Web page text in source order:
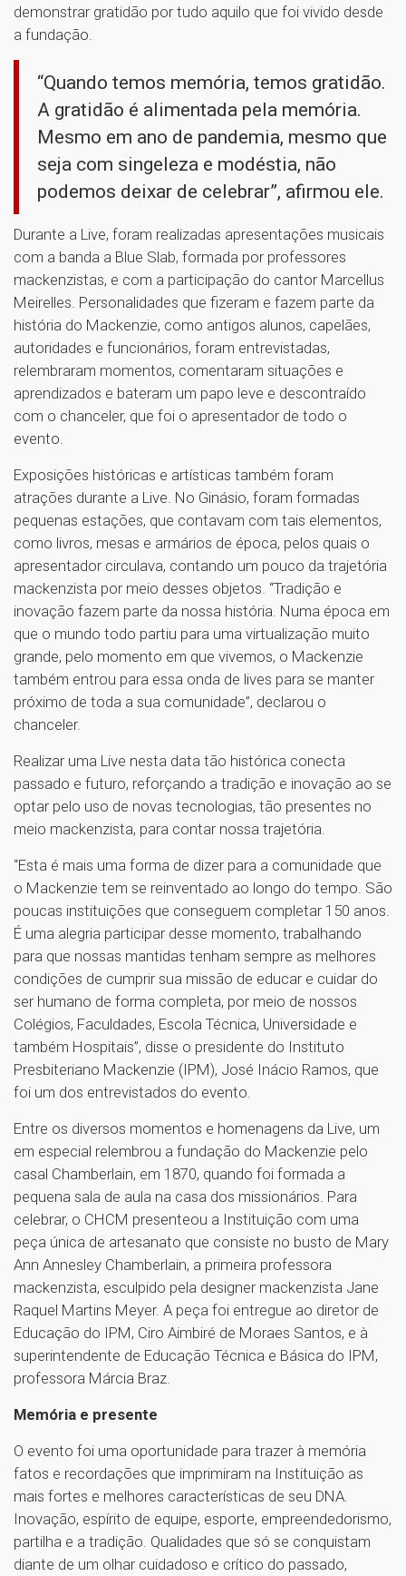
demonstrar gratidão por tudo aquilo que foi vivido desde
a fundação.
“Quando temos memória, temos gratidão.
A gratidão é alimentada pela memória.
Mesmo em ano de pandemia, mesmo que
seja com singeleza e modéstia, não
podemos deixar de celebrar”, afirmou ele.
Durante a Live, foram realizadas apresentações musicais
com a banda a Blue Slab, formada por professores
mackenzistas, e com a participação do cantor Marcellus
Meirelles. Personalidades que fizeram e fazem parte da
história do Mackenzie, como antigos alunos, capelães,
autoridades e funcionários, foram entrevistadas,
relembraram momentos, comentaram situações e
aprendizados e bateram um papo leve e descontraído
com o chanceler, que foi o apresentador de todo o
evento.
Exposições históricas e artísticas também foram
atrações durante a Live. No Ginásio, foram formadas
pequenas estações, que contavam com tais elementos,
como livros, mesas e armários de época, pelos quais o
apresentador circulava, contando um pouco da trajetória
mackenzista por meio desses objetos. “Tradição e
inovação fazem parte da nossa história. Numa época em
que o mundo todo partiu para uma virtualização muito
grande, pelo momento em que vivemos, o Mackenzie
também entrou para essa onda de lives para se manter
próximo de toda a sua comunidade”, declarou o
chanceler.
Realizar uma Live nesta data tão histórica conecta
passado e futuro, reforçando a tradição e inovação ao se
optar pelo uso de novas tecnologias, tão presentes no
meio mackenzista, para contar nossa trajetória.
“Esta é mais uma forma de dizer para a comunidade que
o Mackenzie tem se reinventado ao longo do tempo. São
poucas instituições que conseguem completar 150 anos.
É uma alegria participar desse momento, trabalhando
para que nossas mantidas tenham sempre as melhores
condições de cumprir sua missão de educar e cuidar do
ser humano de forma completa, por meio de nossos
Colégios, Faculdades, Escola Técnica, Universidade e
também Hospitais”, disse o presidente do Instituto
Presbiteriano Mackenzie (IPM), José Inácio Ramos, que
foi um dos entrevistados do evento.
Entre os diversos momentos e homenagens da Live, um
em especial relembrou a fundação do Mackenzie pelo
casal Chamberlain, em 1870, quando foi formada a
pequena sala de aula na casa dos missionários. Para
celebrar, o CHCM presenteou a Instituição com uma
peça única de artesanato que consiste no busto de Mary
Ann Annesley Chamberlain, a primeira professora
mackenzista, esculpido pela designer mackenzista Jane
Raquel Martins Meyer. A peça foi entregue ao diretor de
Educação do IPM, Ciro Aimbiré de Moraes Santos, e à
superintendente de Educação Técnica e Básica do IPM,
professora Márcia Braz.
Memória e presente
O evento foi uma oportunidade para trazer à memória
fatos e recordações que imprimiram na Instituição as
mais fortes e melhores características de seu DNA.
Inovação, espírito de equipe, esporte, empreendedorismo,
partilha e a tradição. Qualidades que só se conquistam
diante de um olhar cuidadoso e crítico do passado,